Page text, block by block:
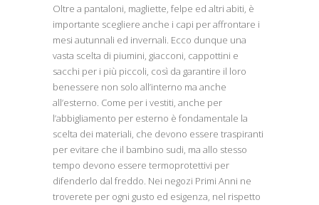
Oltre a pantaloni, magliette, felpe ed altri abiti, è
importante scegliere anche i capi per affrontare i
mesi autunnali ed invernali. Ecco dunque una
vasta scelta di piumini, giacconi, cappottini e
sacchi per i più piccoli, così da garantire il loro
benessere non solo all’interno ma anche
all’esterno. Come per i vestiti, anche per
l’abbigliamento per esterno è fondamentale la
scelta dei materiali, che devono essere traspiranti
per evitare che il bambino sudi, ma allo stesso
tempo devono essere termoprotettivi per
difenderlo dal freddo. Nei negozi Primi Anni ne
troverete per ogni gusto ed esigenza, nel rispetto